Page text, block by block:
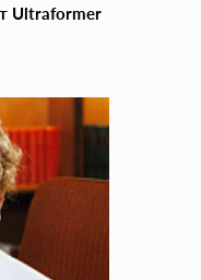
Ultraformer